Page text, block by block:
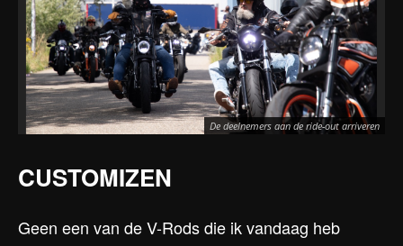
De deelnemers aan de ride-out arriveren
CUSTOMIZEN
Geen een van de V-Rods die ik vandaag heb